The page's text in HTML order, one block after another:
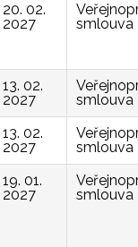
20. 02.
2027
smlouva
13. 02.
2027
smlouva
13. 02.
2027
smlouva
19. 01.
2027
smlouva